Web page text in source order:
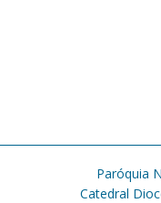
Paróquia
Catedral